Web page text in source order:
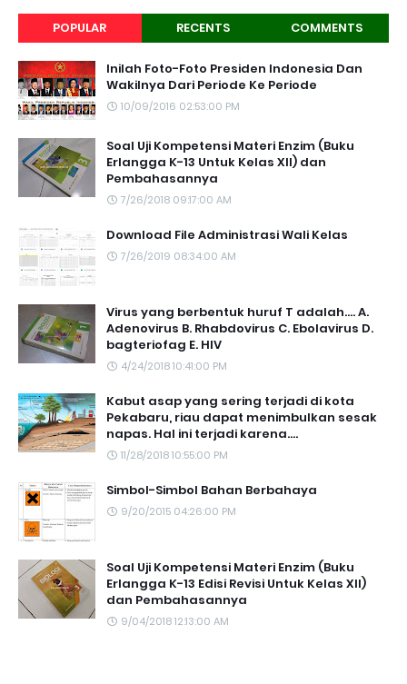
POPULAR RECENTS COMMENTS
Inilah Foto-Foto Presiden Indonesia Dan
Wakilnya Dari Periode Ke Periode
10/09/2016 02:53:00 PM
Soal Uji Kompetensi Materi Enzim (Buku
Erlangga K-13 Untuk Kelas XII) dan
Pembahasannya
7/26/2018 09:17:00 AM
Download File Administrasi Wali Kelas
7/26/2019 08:34:00 AM
Virus yang berbentuk huruf T adalah.... A.
Adenovirus B. Rhabdovirus C. Ebolavirus D.
bagteriofag E. HIV
4/24/2018 10:41:00 PM
Kabut asap yang sering terjadi di kota
Pekabaru, riau dapat menimbulkan sesak
napas. Hal ini terjadi karena....
11/28/2018 10:55:00 PM
Simbol-Simbol Bahan Berbahaya
9/20/2015 04:26:00 PM
Soal Uji Kompetensi Materi Enzim (Buku
Erlangga K-13 Edisi Revisi Untuk Kelas XII)
dan Pembahasannya
9/04/2018 12:13:00 AM